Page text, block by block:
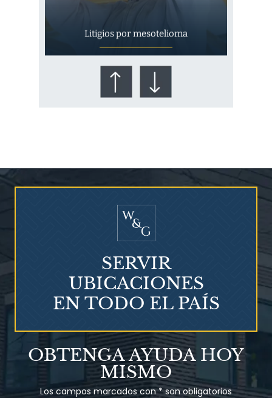
Litigios por mesotelioma
¿Quién corre el riesgo de
Talco en polvo
Ovary cancer
OBTENGA AYUDA HOY
MISMO
Los campos marcados con * son obligatorios
SERVIR
UBICACIONES
EN TODO EL PAÍS